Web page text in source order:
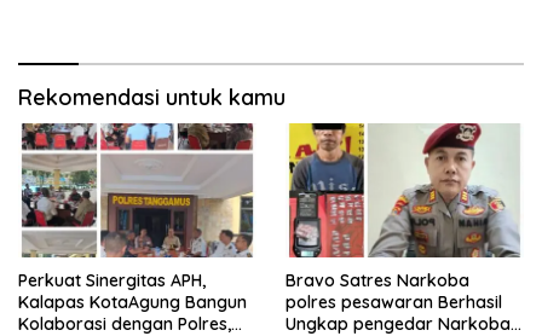
Rekomendasi untuk kamu
Perkuat Sinergitas APH,
Kalapas KotaAgung Bangun
Kolaborasi dengan Polres,
Bravo Satres Narkoba
polres pesawaran Berhasil
Ungkap pengedar Narkoba